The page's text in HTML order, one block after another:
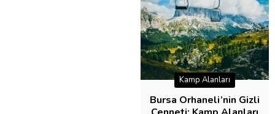
Kamp Alanları
Bursa Orhaneli’nin Gizli